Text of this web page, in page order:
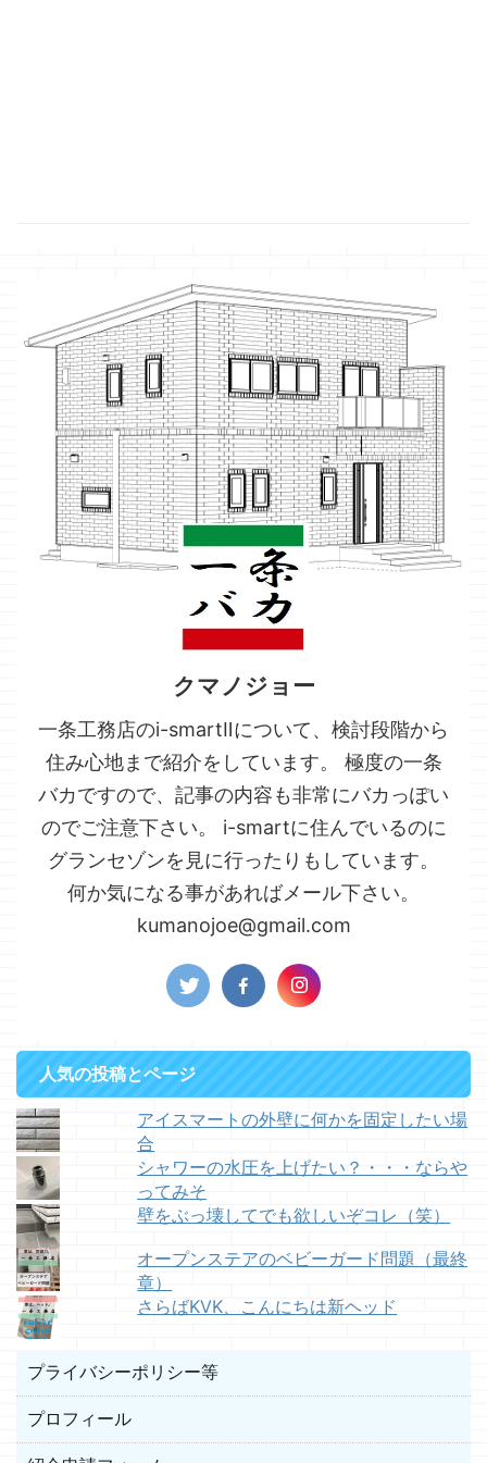
クマノジョー
一条工務店のi-smartⅡについて、検討段階から
住み心地まで紹介をしています。 極度の一条
バカですので、記事の内容も非常にバカっぽい
のでご注意下さい。 i-smartに住んでいるのに
グランセゾンを見に行ったりもしています。
何か気になる事があればメール下さい。
kumanojoe@gmail.com
人気の投稿とページ
アイスマートの外壁に何かを固定したい場
合
シャワーの水圧を上げたい？・・・ならや
ってみそ
壁をぶっ壊してでも欲しいぞコレ（笑）
オープンステアのベビーガード問題（最終
章）
さらばKVK、こんにちは新ヘッド
プライバシーポリシー等
プロフィール